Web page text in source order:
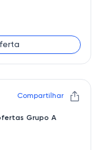
Compartilhar
Grupo A